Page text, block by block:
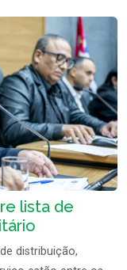
lista de
distribuição,